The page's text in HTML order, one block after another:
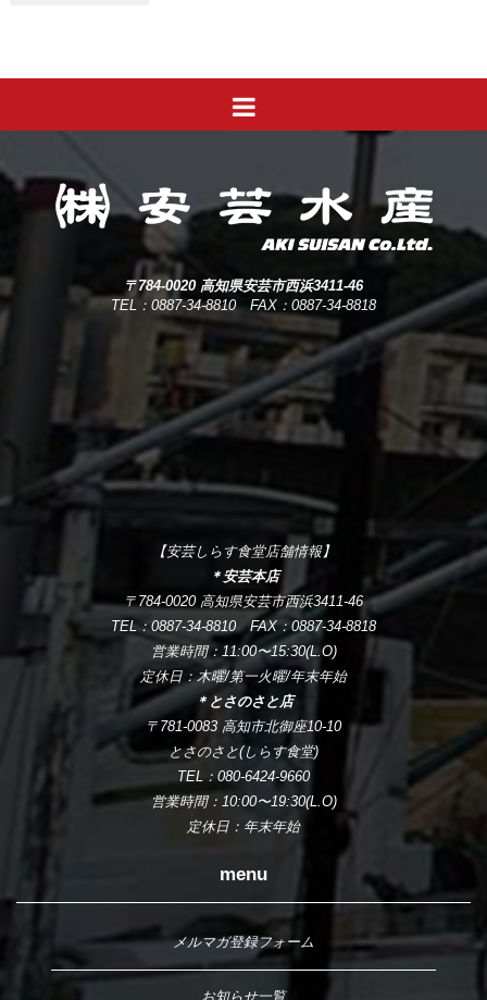
〒784-0020 高知県安芸市西浜3411-46
TEL：0887-34-8810 FAX：0887-34-8818
【安芸しらす食堂店舗情報】
＊安芸本店
〒784-0020 高知県安芸市西浜3411-46
TEL：0887-34-8810 FAX：0887-34-8818
営業時間：11:00〜15:30(L.O)
定休日：木曜/第一火曜/年末年始
＊とさのさと店
〒781-0083 高知市北御座10-10
とさのさと(しらす食堂)
TEL：080-6424-9660
営業時間：10:00〜19:30(L.O)
定休日：年末年始
menu
メルマガ登録フォーム
お知らせ一覧